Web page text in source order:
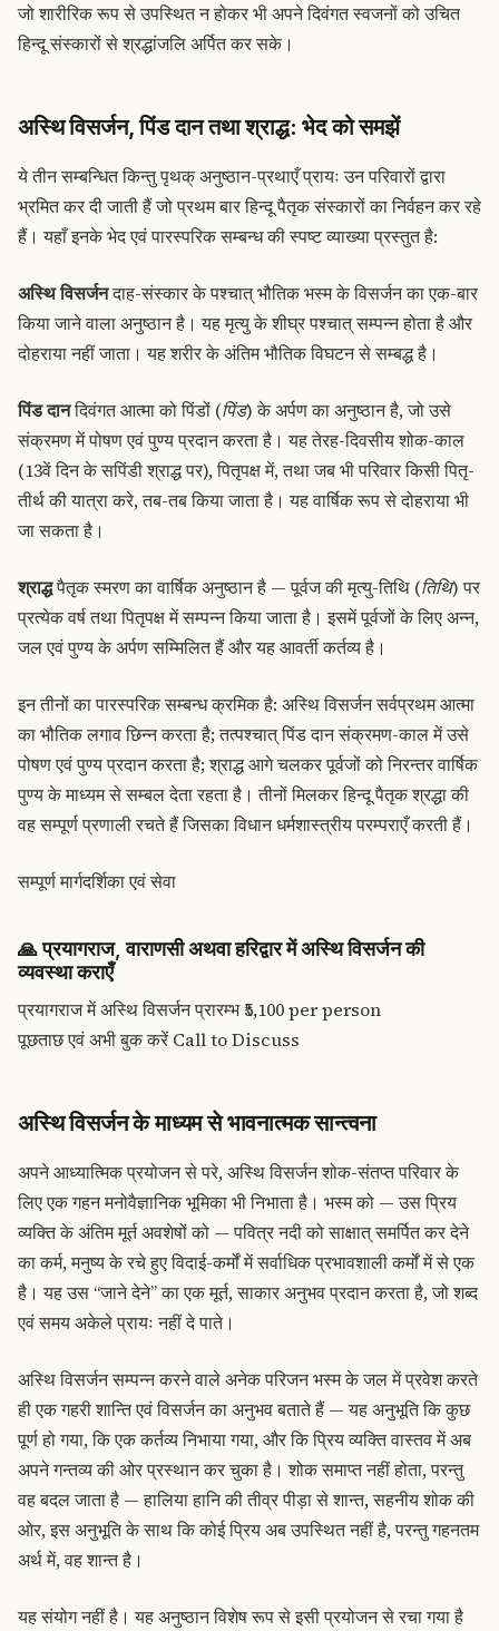
जो शारीरिक रूप से उपस्थित न होकर भी अपने दिवंगत स्वजनों को उचित
हिन्दू संस्कारों से श्रद्धांजलि अर्पित कर सके।
अस्थि विसर्जन, पिंड दान तथा श्राद्ध: भेद को समझें
ये तीन सम्बन्धित किन्तु पृथक् अनुष्ठान-प्रथाएँ प्रायः उन परिवारों द्वारा
भ्रमित कर दी जाती हैं जो प्रथम बार हिन्दू पैतृक संस्कारों का निर्वहन कर रहे
हैं। यहाँ इनके भेद एवं पारस्परिक सम्बन्ध की स्पष्ट व्याख्या प्रस्तुत है:
अस्थि विसर्जनदाह-संस्कार के पश्चात् भौतिक भस्म के विसर्जन का एक-बार
किया जाने वाला अनुष्ठान है। यह मृत्यु के शीघ्र पश्चात् सम्पन्न होता है और
दोहराया नहीं जाता। यह शरीर के अंतिम भौतिक विघटन से सम्बद्ध है।
पिंड दानदिवंगत आत्मा को पिंडों (पिंड) के अर्पण का अनुष्ठान है, जो उसे
संक्रमण में पोषण एवं पुण्य प्रदान करता है। यह तेरह-दिवसीय शोक-काल
(13वें दिन के सपिंडी श्राद्ध पर), पितृपक्ष में, तथा जब भी परिवार किसी पितृ-
तीर्थ की यात्रा करे, तब-तब किया जाता है। यह वार्षिक रूप से दोहराया भी
जा सकता है।
श्राद्धपैतृक स्मरण का वार्षिक अनुष्ठान है — पूर्वज की मृत्यु-तिथि (तिथि) पर
प्रत्येक वर्ष तथा पितृपक्ष में सम्पन्न किया जाता है। इसमें पूर्वजों के लिए अन्न,
जल एवं पुण्य के अर्पण सम्मिलित हैं और यह आवर्ती कर्तव्य है।
इन तीनों का पारस्परिक सम्बन्ध क्रमिक है: अस्थि विसर्जन सर्वप्रथम आत्मा
का भौतिक लगाव छिन्न करता है; तत्पश्चात् पिंड दान संक्रमण-काल में उसे
पोषण एवं पुण्य प्रदान करता है; श्राद्ध आगे चलकर पूर्वजों को निरन्तर वार्षिक
पुण्य के माध्यम से सम्बल देता रहता है। तीनों मिलकर हिन्दू पैतृक श्रद्धा की
वह सम्पूर्ण प्रणाली रचते हैं जिसका विधान धर्मशास्त्रीय परम्पराएँ करती हैं।
सम्पूर्ण मार्गदर्शिका एवं सेवा
🙏प्रयागराज, वाराणसी अथवा हरिद्वार में अस्थि विसर्जन की
व्यवस्था कराएँ
प्रयागराज में अस्थि विसर्जन प्रारम्भ ₹5,100per person
पूछताछ एवं अभी बुक करें Call to Discuss
अस्थि विसर्जन के माध्यम से भावनात्मक सान्त्वना
अपने आध्यात्मिक प्रयोजन से परे, अस्थि विसर्जन शोक-संतप्त परिवार के
लिए एक गहन मनोवैज्ञानिक भूमिका भी निभाता है। भस्म को — उस प्रिय
व्यक्ति के अंतिम मूर्त अवशेषों को — पवित्र नदी को साक्षात् समर्पित कर देने
का कर्म, मनुष्य के रचे हुए विदाई-कर्मों में सर्वाधिक प्रभावशाली कर्मों में से एक
है। यह उस “जाने देने” का एक मूर्त, साकार अनुभव प्रदान करता है, जो शब्द
एवं समय अकेले प्रायः नहीं दे पाते।
अस्थि विसर्जन सम्पन्न करने वाले अनेक परिजन भस्म के जल में प्रवेश करते
ही एक गहरी शान्ति एवं विसर्जन का अनुभव बताते हैं — यह अनुभूति कि कुछ
पूर्ण हो गया, कि एक कर्तव्य निभाया गया, और कि प्रिय व्यक्ति वास्तव में अब
अपने गन्तव्य की ओर प्रस्थान कर चुका है। शोक समाप्त नहीं होता, परन्तु
वह बदल जाता है — हालिया हानि की तीव्र पीड़ा से शान्त, सहनीय शोक की
ओर, इस अनुभूति के साथ कि कोई प्रिय अब उपस्थित नहीं है, परन्तु गहनतम
अर्थ में, वह शान्त है।
यह संयोग नहीं है। यह अनुष्ठान विशेष रूप से इसी प्रयोजन से रचा गया है